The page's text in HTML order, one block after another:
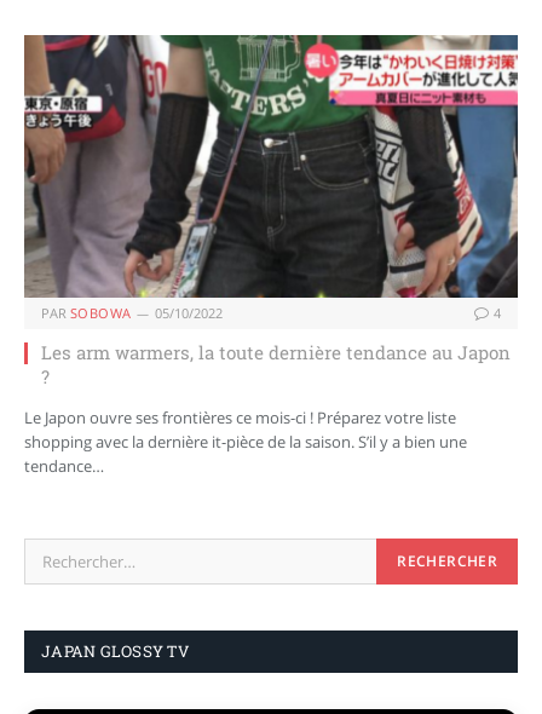
PAR SOBOWA 05/10/2022 4
Les arm warmers, la toute dernière tendance au Japon
?
Le Japon ouvre ses frontières ce mois-ci ! Préparez votre liste
shopping avec la dernière it-pièce de la saison. S’il y a bien une
tendance…
JAPAN GLOSSY TV